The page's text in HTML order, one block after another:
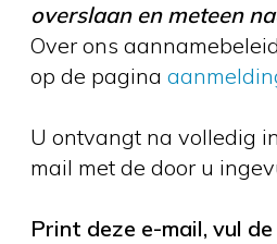
overslaan en meteen
Over ons
op de pagina
U ontvangt na volledig
mail met de door u
Print deze e-mail, vul